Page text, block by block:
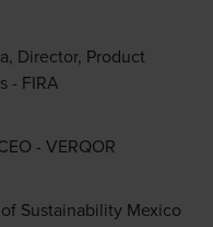
Director, Product
- FIRA
- VERQOR
Sustainability Mexico